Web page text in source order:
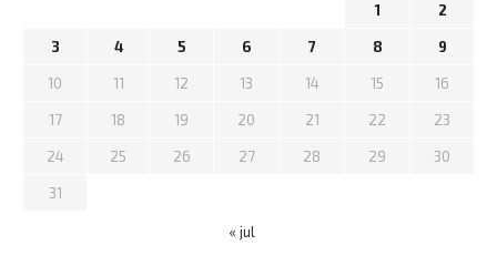
1 2
3 4 5 6 7 8 9
10 11 12 13 14 15 16
17 18 19 20 21 22 23
24 25 26 27 28 29 30
31
« jul